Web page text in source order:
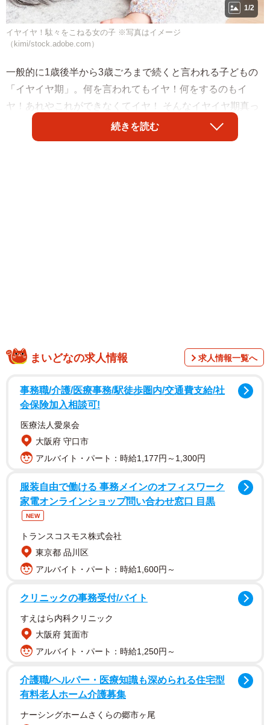
1/2
イヤイヤ！駄々をこねる女の子 ※写真はイメージ
（kimi/stock.adobe.com）
一般的に1歳後半から3歳ごろまで続くと言われる子どもの
「イヤイヤ期」。何を言われてもイヤ！何をするのもイ
ヤ！あれやこれができなくてイヤ！ そんなイヤイヤ期真っ
盛りの女の子が、X（旧Twitter）で話題になりました。
てこう投稿しました。
「こんなことあります？？
地面に寝るのは汚いからしませんよと再三伝えていたんだ
けど最近リュックにレジャーシート入れて持ち歩くように
なったと思ったら地面に寝そべってイヤイヤしたいときに
レジャーシートを敷くようになった」
「全部イヤイヤ！…でも確かに服が汚れるのは困る」とい
う気持ちなのか、娘さんはまさかのレジャーシートを携帯
し、いつでもどこでも地面でイヤイヤできるようにしたと
いうのです。自身で考え、服が汚れない解決策を見出した
娘さんを見て、AYUさんは「とてもすごいじゃないの」と
しつつも、「ああ子育てって難しい」と本音も。
続きを読む
まいどなの求人情報 求人情報一覧へ
事務職/介護/医療事務/駅徒歩圏内/交通費支給/社
会保険加入相談可!
医療法人愛泉会
大阪府 守口市
アルバイト・パート：時給1,177円～1,300円
服装自由で働ける 事務メインのオフィスワーク
家電オンラインショップ問い合わせ窓口 目黒
NEW
トランスコスモス株式会社
東京都 品川区
アルバイト・パート：時給1,600円～
クリニックの事務受付/バイト
すえはら内科クリニック
大阪府 箕面市
アルバイト・パート：時給1,250円～
介護職/ヘルパー・医療知識も深められる住宅型
有料老人ホーム介護募集
ナーシングホームさくらの郷市ヶ尾